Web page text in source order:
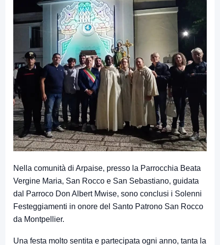
Nella comunità di Arpaise, presso la Parrocchia Beata
Vergine Maria, San Rocco e San Sebastiano, guidata
dal Parroco Don Albert Mwise, sono conclusi i Solenni
Festeggiamenti in onore del Santo Patrono San Rocco
da Montpellier.
Una festa molto sentita e partecipata ogni anno, tanta la